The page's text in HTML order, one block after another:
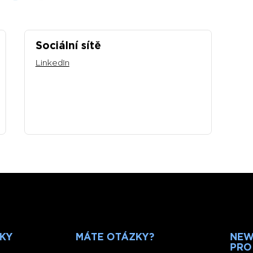
Sociální sítě
LinkedIn
MÁTE OTÁZKY?